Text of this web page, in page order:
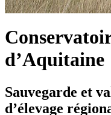
d’Aquitaine
Sauvegarde et
d’élevage